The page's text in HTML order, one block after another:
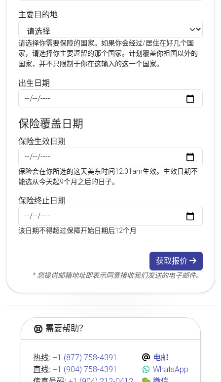
主要目的地
请选择你需要保障的国家。如果你会经过/居住在好几个国
家，请选择你主要逗留的那个国家。计划覆盖你祖国以外的
国家，并不只限制于你在这输入的这一个国家。
出生日期
保险覆盖日期
保险生效日期
保险会在你所选的这天美东时间12:01am生效。生效日期不
能选从今天起9个月之后的日子。
保险终止日期
该日期不得超过保障开始日期后12个月
获取报价
* 您提供邮箱地址即表示同意接收我们发送的电子邮件。
需要帮助？
热线: +1 (877) 758-4391
直线: +1 (904) 758-4391
电邮
WhatsApp